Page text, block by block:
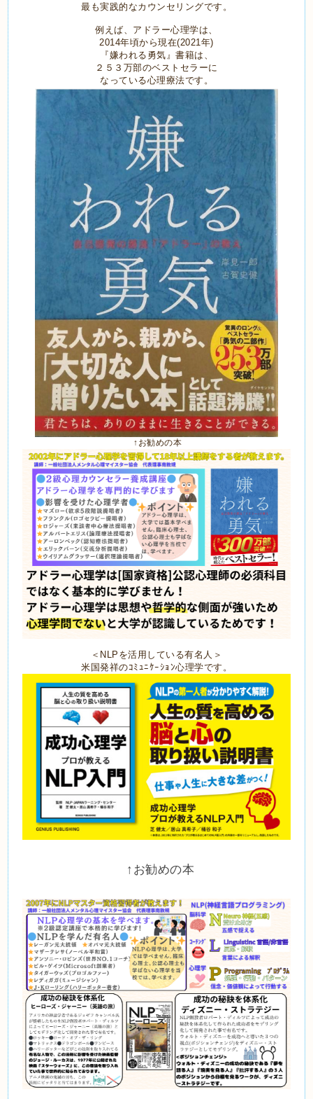
最も実践的なカウンセリングです。
例えば、アドラー心理学は、
2014年頃から現在(2021年)
『嫌われる勇気』書籍は、
２５３万部のベストセラーに
なっている心理療法です。
↑お勧めの本
＜NLPを活用している有名人＞
米国発祥のｺﾐｭﾆｹｰｼｮﾝ心理学です。
↑お勧めの本